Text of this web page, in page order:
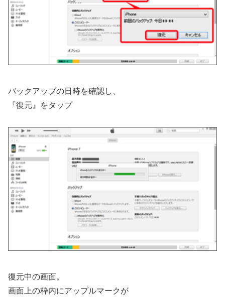
バックアップの日時を確認し、
『復元』をタップ
復元中の画面。
画面上の枠内にアップルマークが